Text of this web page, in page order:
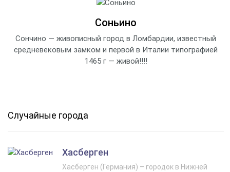
Соньино
Сончино — живописный город в Ломбардии, известный
средневековым замком и первой в Италии типографией
1465 г — живой!!!!
Случайные города
Хасберген
Хасберген (Германия) – городок в Нижней